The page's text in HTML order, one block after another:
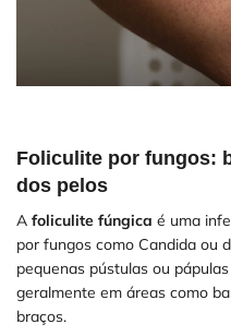
Foliculite por fungos:
dos pelos
A foliculite fúngica é uma
por fungos como Candida ou
pequenas pústulas ou
geralmente em áreas como
braços.